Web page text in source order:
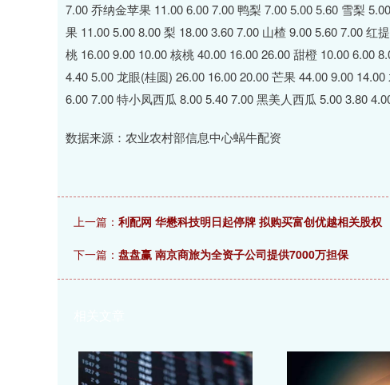
7.00 乔纳金苹果 11.00 6.00 7.00 鸭梨 7.00 5.00 5.60 雪梨
果 11.00 5.00 8.00 梨 18.00 3.60 7.00 山楂 9.00 5.60 7.00 红
桃 16.00 9.00 10.00 核桃 40.00 16.00 26.00 甜橙 10.00 6.00
4.40 5.00 龙眼(桂圆) 26.00 16.00 20.00 芒果 44.00 9.00
6.00 7.00 特小凤西瓜 8.00 5.40 7.00 黑美人西瓜 5.00 3.80
数据来源：农业农村部信息中心蜗牛配资
上一篇： 利配网 华懋科技明日起停牌 拟购买富创优越相关股权
下一篇： 盘盘赢 南京商旅为全资子公司提供7000万担保